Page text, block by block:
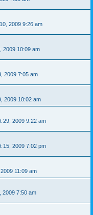
2009 9:26 am
2009 10:09 am
2009 7:05 am
2009 10:02 am
29, 2009 9:22 am
15, 2009 7:02 pm
11:09 am
2009 7:50 am